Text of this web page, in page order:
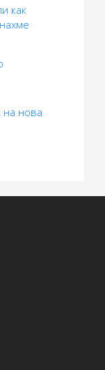
как
на нова